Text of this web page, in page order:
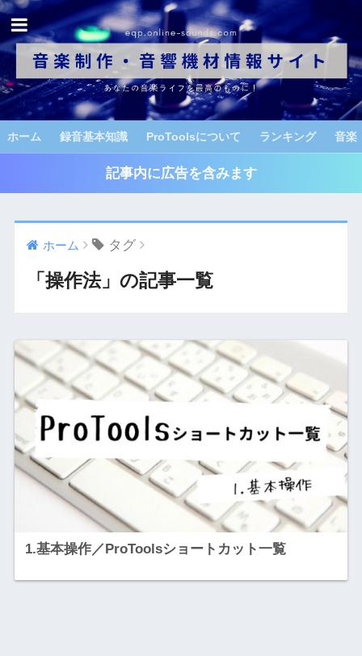
ホーム 録音基本知識 ProToolsについて ランキング 音楽
記事内に広告を含みます
ホーム タグ
「操作法」の記事一覧
1.基本操作／ProToolsショートカット一覧